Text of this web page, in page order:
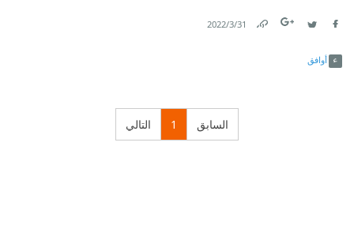
31‏/3‏/2022
أوافق
السابق 1 التالي